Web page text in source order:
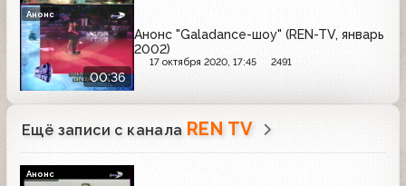
00:36
Анонс "Galadance-шоу" (REN-TV, январь
2002)
17 октября 2020, 17:45 2491
Анонс
Ещё записи с канала REN TV
Анонс